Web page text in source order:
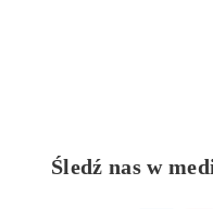
Śledź nas w